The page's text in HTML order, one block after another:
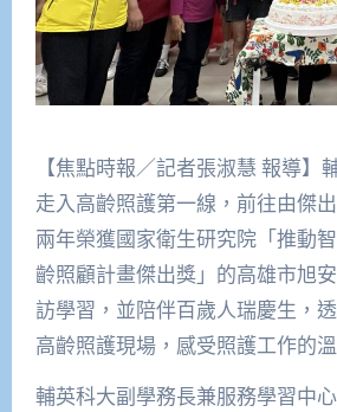
【焦點時報／記者張淑慧 報導】
走入高齡照護第一線，前往由傑
兩年榮獲國家衛生研究院「推動
齡照顧計畫傑出獎」的高雄市旭
訪學習，並陪伴百歲人瑞慶生，
高齡照護現場，感受照護工作的
輔英科大副學務長兼服務學習中